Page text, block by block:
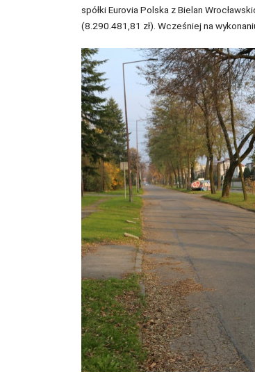
spółki Eurovia Polska z Bielan
(8.290.481,81 zł). Wcześniej na